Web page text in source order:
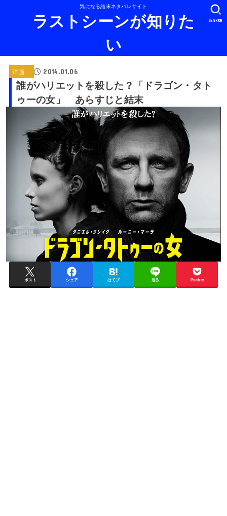
気になる結末ネタバレサイト
ラストシーンが知りた
い
SEARCH
洋画 2014.01.06
誰がハリエットを殺した？「ドラゴン・タト
ゥーの女」 あらすじと結末
ポスト シェア はてブ 送る Pocket